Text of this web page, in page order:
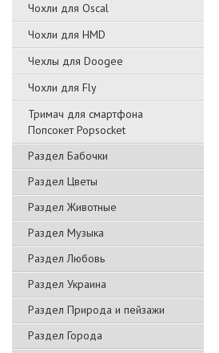
Чохли для Oscal
Чохли для HMD
Чехлы для Doogee
Чохли для Fly
Тримач для смартфона
Попсокет Popsocket
Раздел Бабочки
Раздел Цветы
Раздел Животные
Раздел Музыка
Раздел Любовь
Раздел Украина
Раздел Природа и пейзажи
Раздел Города